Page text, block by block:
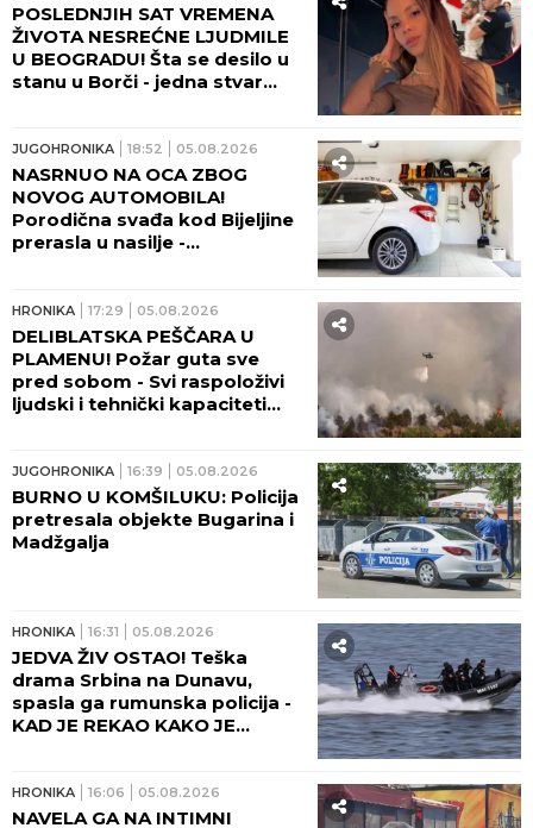
POSLEDNJIH SAT VREMENA
ŽIVOTA NESREĆNE LJUDMILE
U BEOGRADU! Šta se desilo u
stanu u Borči - jedna stvar
JUGOHRONIKA 18:52 05.08.2026
NASRNUO NA OCA ZBOG
NOVOG AUTOMOBILA!
Porodična svađa kod Bijeljine
prerasla u nasilje -
HRONIKA 17:29 05.08.2026
DELIBLATSKA PEŠČARA U
PLAMENU! Požar guta sve
pred sobom - Svi raspoloživi
ljudski i tehnički kapaciteti
JUGOHRONIKA 16:39 05.08.2026
BURNO U KOMŠILUKU: Policija
pretresala objekte Bugarina i
Madžgalja
HRONIKA 16:31 05.08.2026
JEDVA ŽIV OSTAO! Teška
drama Srbina na Dunavu,
spasla ga rumunska policija -
KAD JE REKAO KAKO JE
HRONIKA 16:06 05.08.2026
NAVELA GA NA INTIMNI